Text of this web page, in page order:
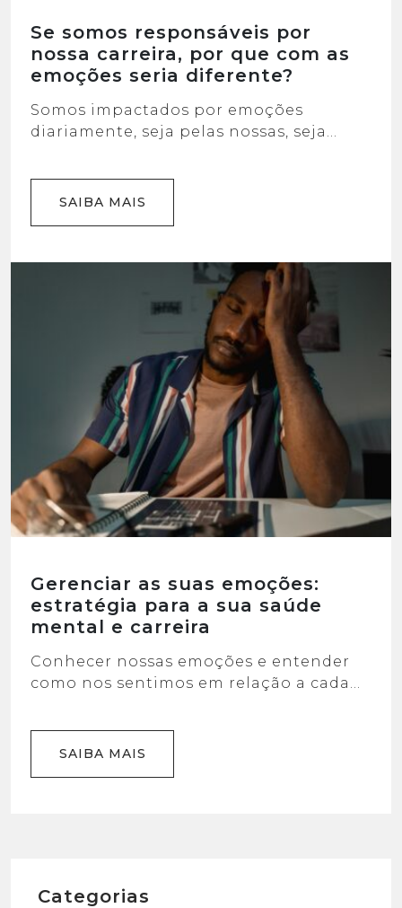
Categorias
Se somos responsáveis por
nossa carreira, por que com as
emoções seria diferente?
Somos impactados por emoções
diariamente, seja pelas nossas, seja
seus sentimentos. Qual é o resultado
disso em nós e nos outros?
SAIBA MAIS
Gerenciar as suas emoções:
estratégia para a sua saúde
mental e carreira
Conhecer nossas emoções e entender
como nos sentimos em relação a cada
ajudar (e muito) a lidar melhor com a
SAIBA MAIS